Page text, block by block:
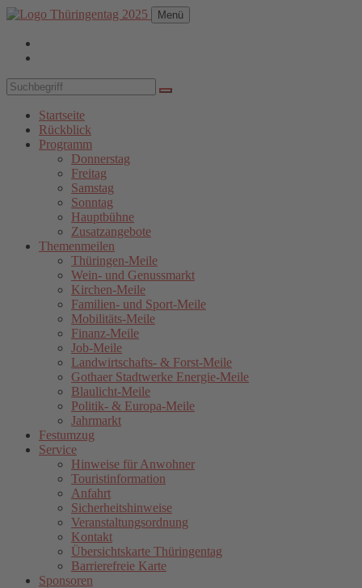
Menü
Startseite
Rückblick
Programm
Donnerstag
Freitag
Samstag
Sonntag
Hauptbühne
Zusatzangebote
Themenmeilen
Thüringen-Meile
Wein- und Genussmarkt
Kirchen-Meile
Familien- und Sport-Meile
Mobilitäts-Meile
Finanz-Meile
Job-Meile
Landwirtschafts- & Forst-Meile
Gothaer Stadtwerke Energie-Meile
Blaulicht-Meile
Politik- & Europa-Meile
Jahrmarkt
Festumzug
Service
Hinweise für Anwohner
Touristinformation
Anfahrt
Sicherheitshinweise
Veranstaltungsordnung
Kontakt
Übersichtskarte Thüringentag
Barrierefreie Karte
Sponsoren